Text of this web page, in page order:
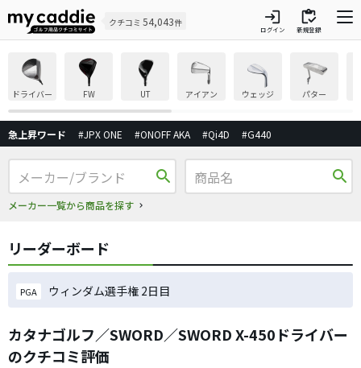
クチコミ 54,043件 login
ログイン
inventory
新規登録
ドライバー FW UT アイアン ウェッジ パター
急上昇ワード #JPX ONE #ONOFF AKA #Qi4D #G440
search
メーカー一覧から商品を探す
search
リーダーボード
PGA ウィンダム選手権 2日目
カタナゴルフ／SWORD／SWORD X-450ドライバー
のクチコミ評価